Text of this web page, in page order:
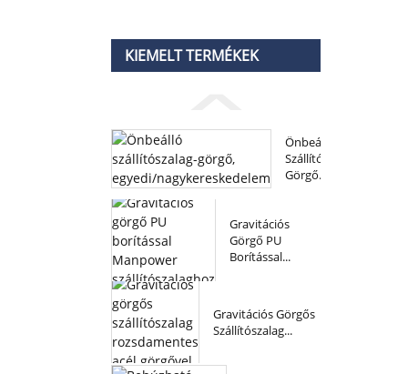
KIEMELT TERMÉKEK
Önbeálló
Szállítószalag-
Görgő...
Gravitációs
Görgő PU
Borítással...
Gravitációs Görgős
Szállítószalag...